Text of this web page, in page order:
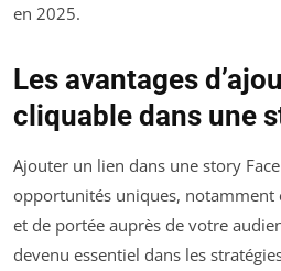
en 2025.
Les avantages
cliquable dans une
Ajouter un lien dans une story
opportunités uniques, notamment
et de portée auprès de votre
devenu essentiel dans les